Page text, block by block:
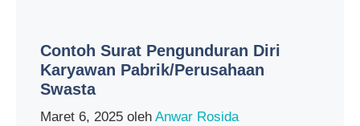
Contoh Surat Pengunduran Diri
Karyawan Pabrik/Perusahaan
Swasta
Maret 6, 2025 oleh Anwar Rosida